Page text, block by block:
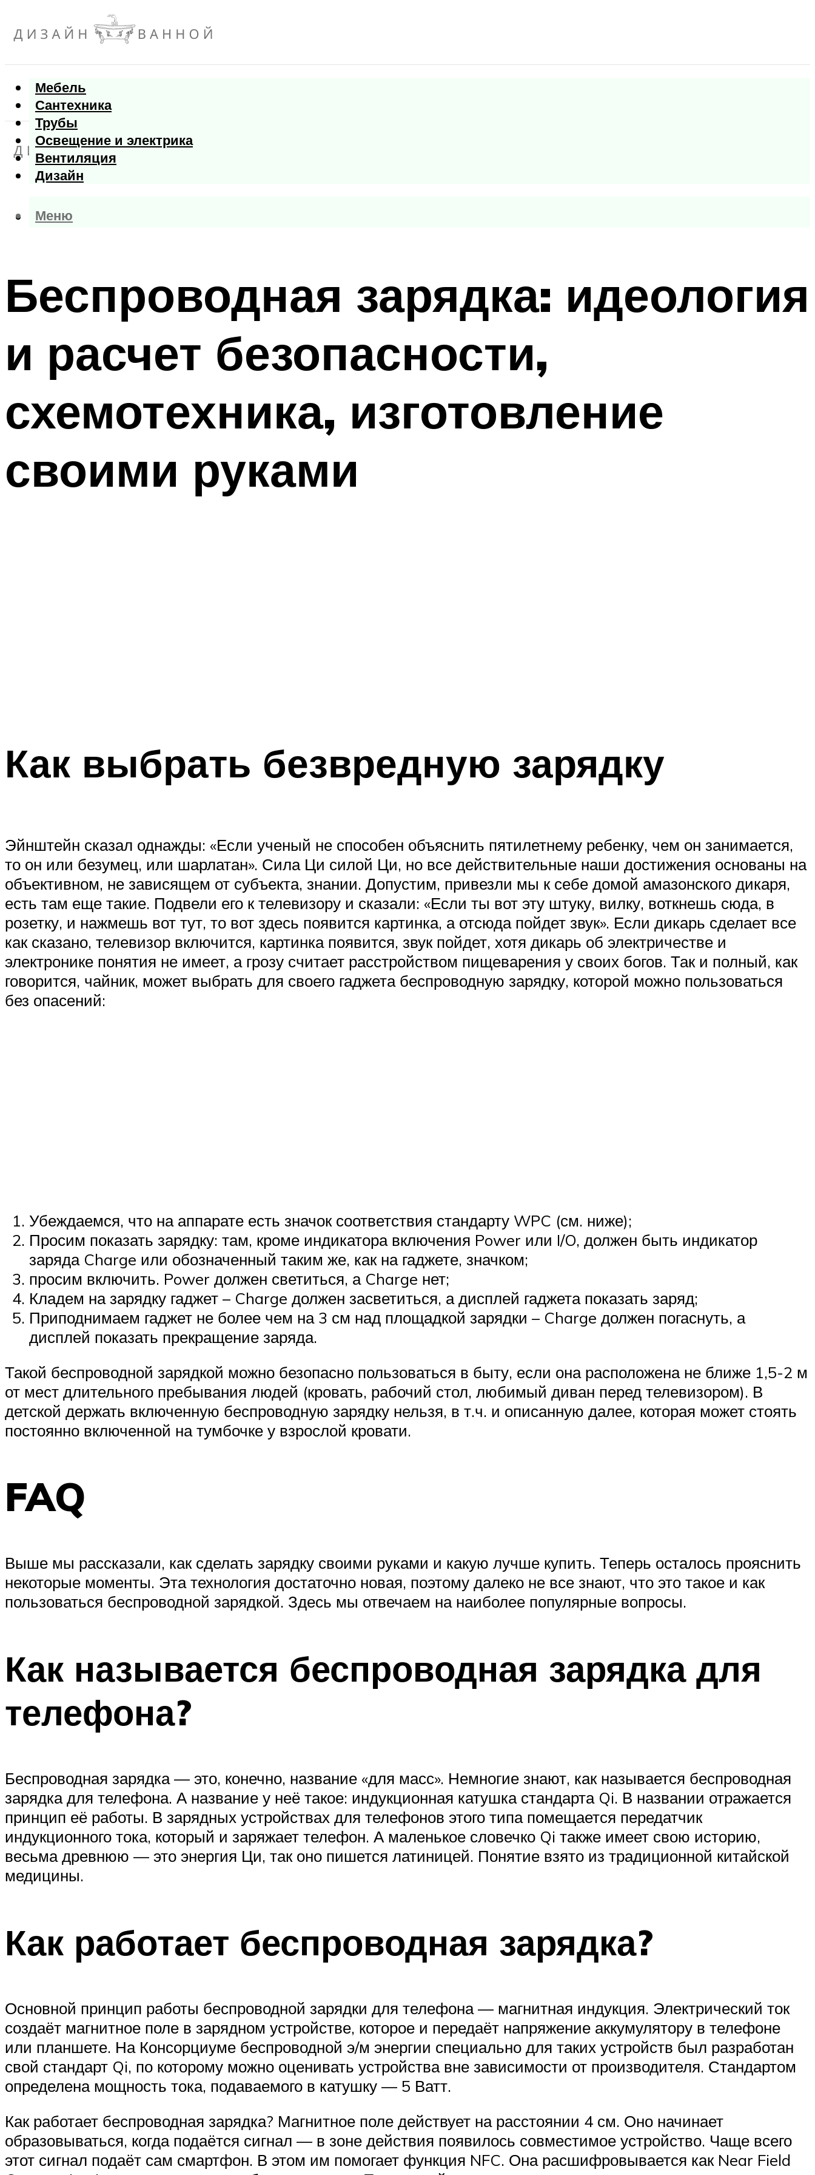
Мебель
Сантехника
Трубы
Освещение и электрика
Вентиляция
Дизайн
Меню
Меню
Беспроводная зарядка: идеология
и расчет безопасности,
схемотехника, изготовление
своими руками
Как выбрать безвредную зарядку
Эйнштейн сказал однажды: «Если ученый не способен объяснить пятилетнему ребенку, чем он занимается,
то он или безумец, или шарлатан». Сила Ци силой Ци, но все действительные наши достижения основаны на
объективном, не зависящем от субъекта, знании. Допустим, привезли мы к себе домой амазонского дикаря,
есть там еще такие. Подвели его к телевизору и сказали: «Если ты вот эту штуку, вилку, воткнешь сюда, в
розетку, и нажмешь вот тут, то вот здесь появится картинка, а отсюда пойдет звук». Если дикарь сделает все
как сказано, телевизор включится, картинка появится, звук пойдет, хотя дикарь об электричестве и
электронике понятия не имеет, а грозу считает расстройством пищеварения у своих богов. Так и полный, как
говорится, чайник, может выбрать для своего гаджета беспроводную зарядку, которой можно пользоваться
без опасений:
Убеждаемся, что на аппарате есть значок соответствия стандарту WPC (см. ниже);
Просим показать зарядку: там, кроме индикатора включения Power или I/O, должен быть индикатор
заряда Charge или обозначенный таким же, как на гаджете, значком;
просим включить. Power должен светиться, а Charge нет;
Кладем на зарядку гаджет – Charge должен засветиться, а дисплей гаджета показать заряд;
Приподнимаем гаджет не более чем на 3 см над площадкой зарядки – Charge должен погаснуть, а
дисплей показать прекращение заряда.
Такой беспроводной зарядкой можно безопасно пользоваться в быту, если она расположена не ближе 1,5-2 м
от мест длительного пребывания людей (кровать, рабочий стол, любимый диван перед телевизором). В
детской держать включенную беспроводную зарядку нельзя, в т.ч. и описанную далее, которая может стоять
постоянно включенной на тумбочке у взрослой кровати.
FAQ
Выше мы рассказали, как сделать зарядку своими руками и какую лучше купить. Теперь осталось прояснить
некоторые моменты. Эта технология достаточно новая, поэтому далеко не все знают, что это такое и как
пользоваться беспроводной зарядкой. Здесь мы отвечаем на наиболее популярные вопросы.
Как называется беспроводная зарядка для
телефона?
Беспроводная зарядка — это, конечно, название «для масс». Немногие знают, как называется беспроводная
зарядка для телефона. А название у неё такое: индукционная катушка стандарта Qi. В названии отражается
принцип её работы. В зарядных устройствах для телефонов этого типа помещается передатчик
индукционного тока, который и заряжает телефон. А маленькое словечко Qi также имеет свою историю,
весьма древнюю — это энергия Ци, так оно пишется латиницей. Понятие взято из традиционной китайской
медицины.
Как работает беспроводная зарядка?
Основной принцип работы беспроводной зарядки для телефона — магнитная индукция. Электрический ток
создаёт магнитное поле в зарядном устройстве, которое и передаёт напряжение аккумулятору в телефоне
или планшете. На Консорциуме беспроводной э/м энергии специально для таких устройств был разработан
свой стандарт Qi, по которому можно оценивать устройства вне зависимости от производителя. Стандартом
определена мощность тока, подаваемого в катушку — 5 Ватт.
Как работает беспроводная зарядка? Магнитное поле действует на расстоянии 4 см. Оно начинает
образовываться, когда подаётся сигнал — в зоне действия появилось совместимое устройство. Чаще всего
этот сигнал подаёт сам смартфон. В этом им помогает функция NFC. Она расшифровывается как Near Field